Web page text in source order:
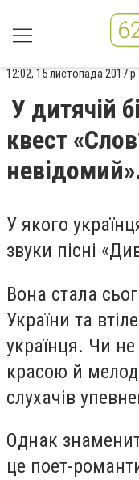
12:02, 15 листопада 2017 р.
У дитячій
квест
У якого
звуки пісні
Вона стала
України та
українця. Чи
красою й
слухачів
Однак
це поет-